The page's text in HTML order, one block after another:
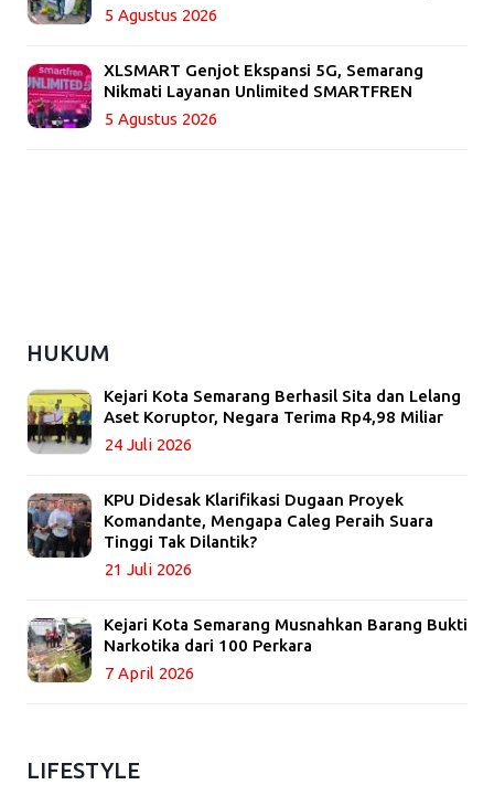
5 Agustus 2026
XLSMART Genjot Ekspansi 5G, Semarang
Nikmati Layanan Unlimited SMARTFREN
5 Agustus 2026
HUKUM
Kejari Kota Semarang Berhasil Sita dan Lelang
Aset Koruptor, Negara Terima Rp4,98 Miliar
24 Juli 2026
KPU Didesak Klarifikasi Dugaan Proyek
Komandante, Mengapa Caleg Peraih Suara
Tinggi Tak Dilantik?
21 Juli 2026
Kejari Kota Semarang Musnahkan Barang Bukti
Narkotika dari 100 Perkara
7 April 2026
LIFESTYLE